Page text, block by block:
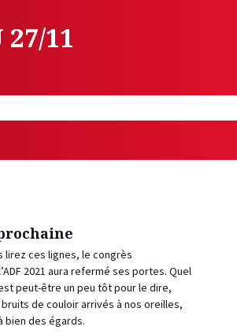
11
lirez ces lignes, le congrès
2021 aura refermé ses portes. Quel
peut-être un peu tôt pour le dire,
bruits de couloir arrivés à nos oreilles,
bien des égards.